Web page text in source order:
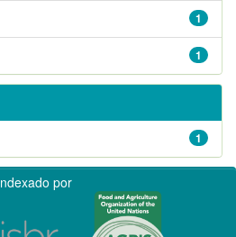
1
1
1
por